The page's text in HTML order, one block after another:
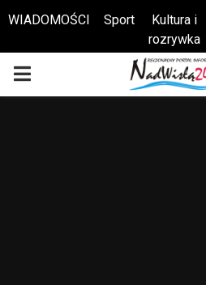
Otwórz pasek narzędzi
WIADOMOŚCI Sport
Kultura i
rozrywka
PRIMARY